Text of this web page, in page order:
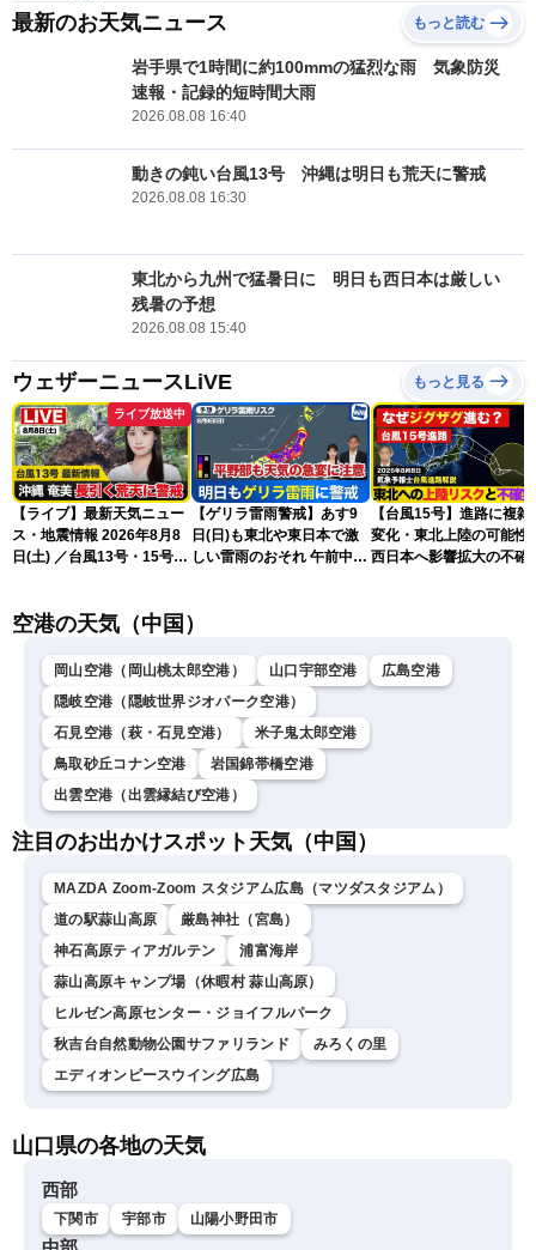
最新のお天気ニュース もっと読む
岩手県で1時間に約100mmの猛烈な雨 気象防災
速報・記録的短時間大雨
2026.08.08 16:40
動きの鈍い台風13号 沖縄は明日も荒天に警戒
2026.08.08 16:30
東北から九州で猛暑日に 明日も西日本は厳しい
残暑の予想
2026.08.08 15:40
ウェザーニュースLiVE もっと見る
ライブ放送中
【ライブ】最新天気ニュー
ス・地震情報 2026年8月8
日(土) ／台風13号・15号
ーニュースLiVEムーン・戸
【ゲリラ雷雨警戒】あす9
日(日)も東北や東日本で激
しい雷雨のおそれ 午前中か
【台風15号】進路に複雑
変化・東北上陸の可能性
西日本へ影響拡大の不確
空港の天気（中国）
岡山空港（岡山桃太郎空港） 山口宇部空港
広島空港
隠岐空港（隠岐世界ジオパーク空港）
石見空港（萩・石見空港）
米子鬼太郎空港
鳥取砂丘コナン空港
岩国錦帯橋空港
出雲空港（出雲縁結び空港）
注目のお出かけスポット天気（中国）
MAZDA Zoom-Zoom スタジアム広島（マツダスタジアム）
道の駅蒜山高原
厳島神社（宮島）
神石高原ティアガルテン
浦富海岸
蒜山高原キャンプ場（休暇村 蒜山高原）
ヒルゼン高原センター・ジョイフルパーク
秋吉台自然動物公園サファリランド
みろくの里
エディオンピースウイング広島
山口県の各地の天気
西部
下関市 宇部市 山陽小野田市